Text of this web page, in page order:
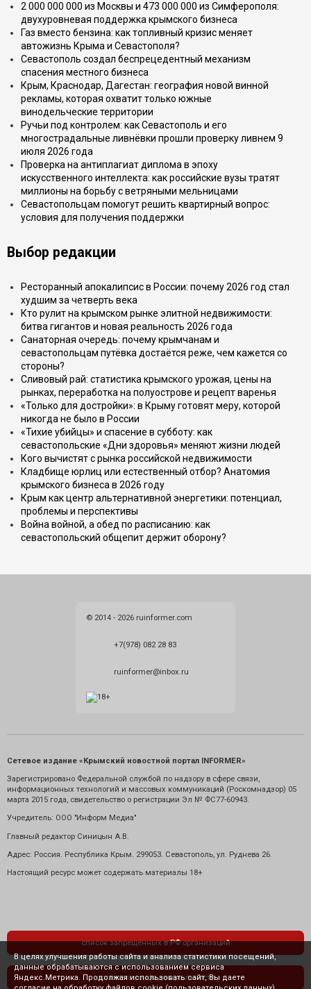
2 000 000 000 из Москвы и 473 000 000 из Симферополя:
двухуровневая поддержка крымского бизнеса
Газ вместо бензина: как топливный кризис меняет
автожизнь Крыма и Севастополя?
Севастополь создал беспрецедентный механизм
спасения местного бизнеса
Крым, Краснодар, Дагестан: география новой винной
рекламы, которая охватит только южные
винодельческие территории
Ручьи под контролем: как Севастополь и его
многострадальные ливнёвки прошли проверку ливнем 9
июля 2026 года
Проверка на антиплагиат диплома в эпоху
искусственного интеллекта: как российские вузы тратят
миллионы на борьбу с ветряными мельницами
Севастопольцам помогут решить квартирный вопрос:
условия для получения поддержки
Выбор редакции
Ресторанный апокалипсис в России: почему 2026 год стал
худшим за четверть века
Кто рулит на крымском рынке элитной недвижимости:
битва гигантов и новая реальность 2026 года
Санаторная очередь: почему крымчанам и
севастопольцам путёвка достаётся реже, чем кажется со
стороны?
Сливовый рай: статистика крымского урожая, цены на
рынках, переработка на полуострове и рецепт варенья
«Только для достройки»: в Крыму готовят меру, которой
никогда не было в России
«Тихие убийцы» и спасение в субботу: как
севастопольские «Дни здоровья» меняют жизни людей
Кого вычистят с рынка российской недвижимости
Кладбище юрлиц или естественный отбор? Анатомия
крымского бизнеса в 2026 году
Крым как центр альтернативной энергетики: потенциал,
проблемы и перспективы
Война войной, а обед по расписанию: как
севастопольский общепит держит оборону?
© 2014 - 2026 ruinformer.com
+7(978) 082 28 83
ruinformer@inbox.ru
Сетевое издание «Крымский новостной портал INFORMER»
Зарегистрировано Федеральной службой по надзору в сфере связи,
информационных технологий и массовых коммуникаций (Роскомнадзор) 05
марта 2015 года, свидетельство о регистрации Эл № ФС77-60943.
Учредитель: ООО "Информ Медиа"
Главный редактор Синицын А.В.
Адрес: Россия. Республика Крым. 299053. Севастополь, ул. Руднева 26.
Настоящий ресурс может содержать материалы 18+
список запрещенных в РФ организаций
политика конфиденциальности
В целях улучшения работы сайта и анализа статистики посещений,
данные обрабатываются с использованием сервиса
Яндекс.Метрика. Продолжая использовать сайт, Вы даете